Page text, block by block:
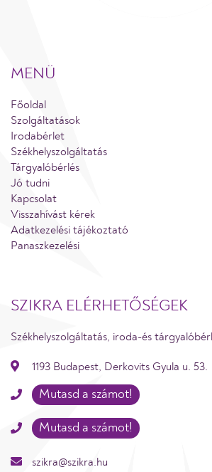
MENÜ
Főoldal
Szolgáltatások
Irodabérlet
Székhelyszolgáltatás
Tárgyalóbérlés
Jó tudni
Kapcsolat
Visszahívást kérek
Adatkezelési tájékoztató
Panaszkezelési
SZIKRA ELÉRHETŐSÉGEK
Székhelyszolgáltatás, iroda-és
1193 Budapest, Derkovits Gyula u. 53.
Mutasd a számot!
Mutasd a számot!
szikra@szikra.hu